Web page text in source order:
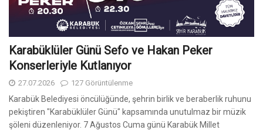
Bahaddin Gazi Hazretleri’ni Anma Günü ve
Geleneksel Dede Yaylası Etkinlikleri
İlk olarak 1994 yılında başlatılan ve Karabük’ün önemli gelenekleri
arasında yer alan "Bahaddin Gazi Hazretleri’ni Anma Günü ve
Geleneksel Dede Yaylası Etkinlikleri", uzun bir aranın ardından